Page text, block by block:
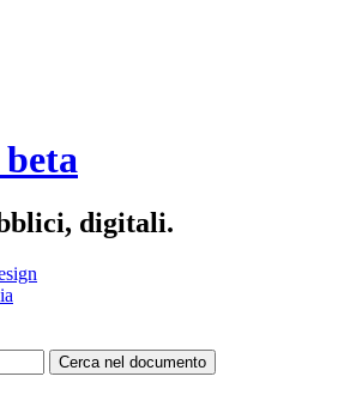
beta
digitali.
Cerca nel documento